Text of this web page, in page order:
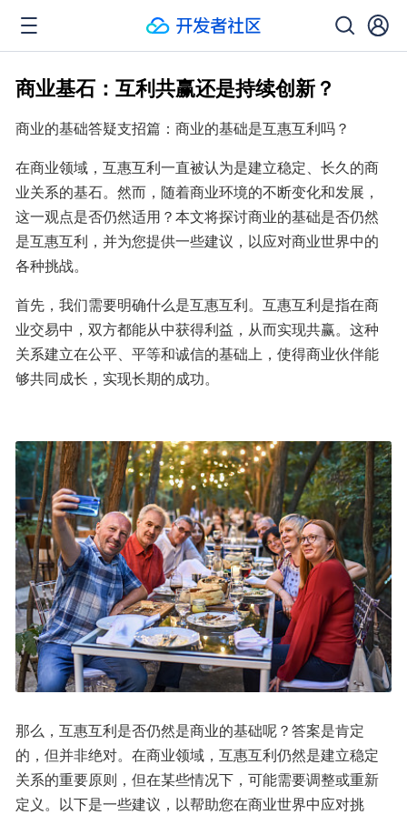
商业基石：互利共赢还是持续创新？
商业的基础答疑支招篇：商业的基础是互惠互利吗？
在商业领域，互惠互利一直被认为是建立稳定、长久的商
业关系的基石。然而，随着商业环境的不断变化和发展，
这一观点是否仍然适用？本文将探讨商业的基础是否仍然
是互惠互利，并为您提供一些建议，以应对商业世界中的
各种挑战。
首先，我们需要明确什么是互惠互利。互惠互利是指在商
业交易中，双方都能从中获得利益，从而实现共赢。这种
关系建立在公平、平等和诚信的基础上，使得商业伙伴能
够共同成长，实现长期的成功。
那么，互惠互利是否仍然是商业的基础呢？答案是肯定
的，但并非绝对。在商业领域，互惠互利仍然是建立稳定
关系的重要原则，但在某些情况下，可能需要调整或重新
定义。以下是一些建议，以帮助您在商业世界中应对挑